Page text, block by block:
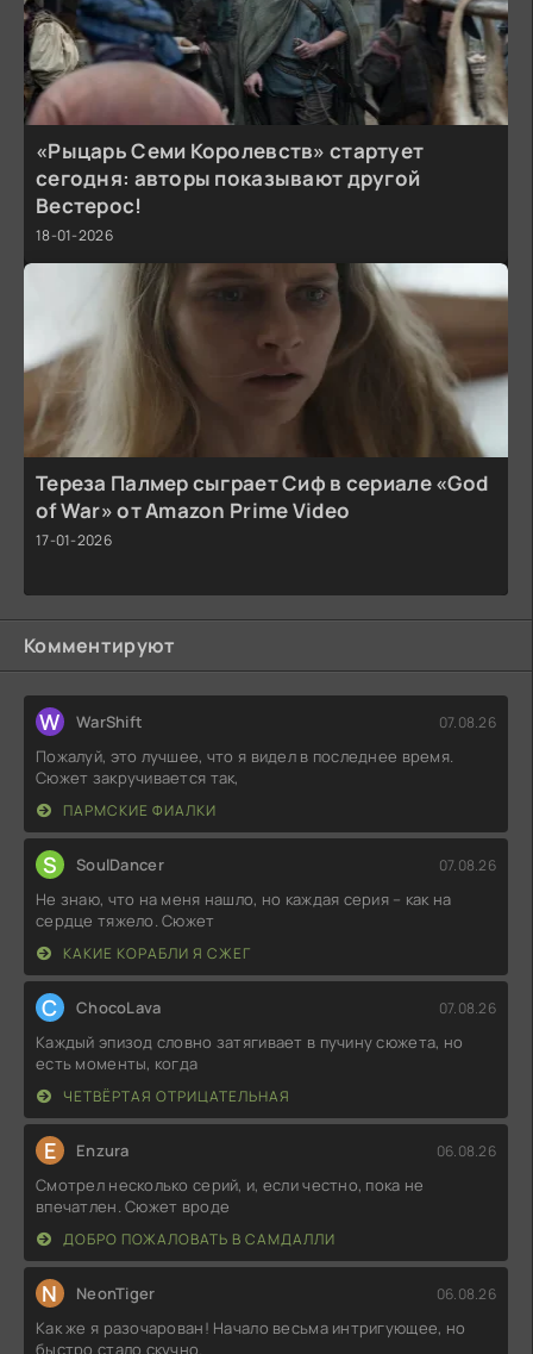
«Рыцарь Семи Королевств» стартует
сегодня: авторы показывают другой
Вестерос!
18-01-2026
Тереза Палмер сыграет Сиф в сериале «God
of War» от Amazon Prime Video
17-01-2026
Комментируют
W WarShift 07.08.26
Пожалуй, это лучшее, что я видел в последнее время.
Сюжет закручивается так,
ПАРМСКИЕ ФИАЛКИ
S SoulDancer 07.08.26
Не знаю, что на меня нашло, но каждая серия – как на
сердце тяжело. Сюжет
КАКИЕ КОРАБЛИ Я СЖЕГ
C ChocoLava 07.08.26
Каждый эпизод словно затягивает в пучину сюжета, но
есть моменты, когда
ЧЕТВЁРТАЯ ОТРИЦАТЕЛЬНАЯ
E Enzura 06.08.26
Смотрел несколько серий, и, если честно, пока не
впечатлен. Сюжет вроде
ДОБРО ПОЖАЛОВАТЬ В САМДАЛЛИ
N NeonTiger 06.08.26
Как же я разочарован! Начало весьма интригующее, но
быстро стало скучно.